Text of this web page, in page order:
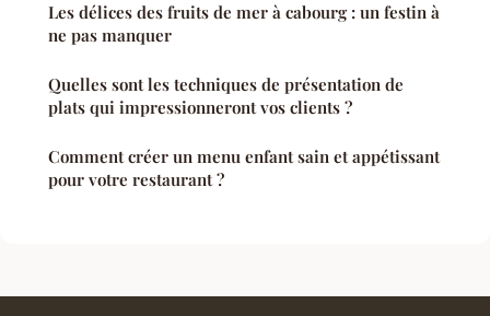
Les délices des fruits de mer à cabourg : un festin à
ne pas manquer
Quelles sont les techniques de présentation de
plats qui impressionneront vos clients ?
Comment créer un menu enfant sain et appétissant
pour votre restaurant ?